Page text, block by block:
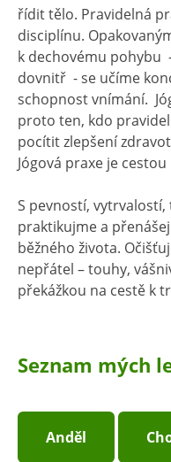
řídit tělo. Pravidelná
disciplínu.
k dechovému pohybu
dovnitř - se učíme
schopnost vnímání.
proto ten, kdo
pocítit zlepšení
Jógová praxe je
S pevností,
praktikujme a
běžného života.
nepřátel – touhy,
překážkou na cestě k
Seznam mých
Anděl